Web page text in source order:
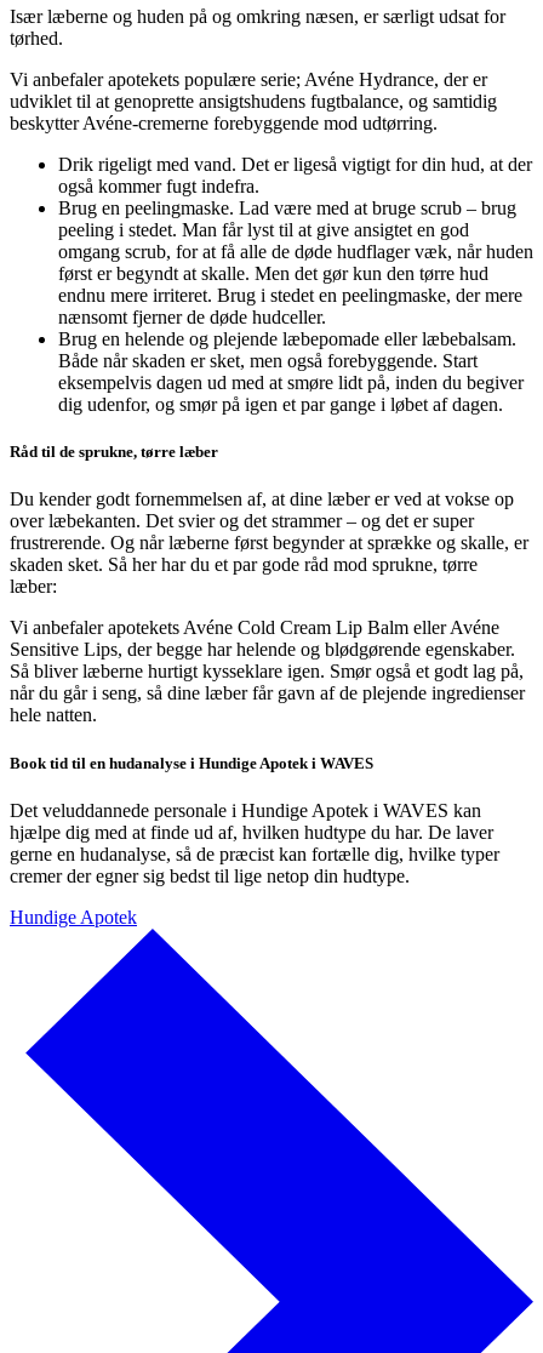
Især læberne og huden på og omkring næsen, er særligt udsat for
tørhed.
Vi anbefaler apotekets populære serie; Avéne Hydrance, der er
udviklet til at genoprette ansigtshudens fugtbalance, og samtidig
beskytter Avéne-cremerne forebyggende mod udtørring.
Drik rigeligt med vand. Det er ligeså vigtigt for din hud, at der
også kommer fugt indefra.
Brug en peelingmaske. Lad være med at bruge scrub – brug
peeling i stedet. Man får lyst til at give ansigtet en god
omgang scrub, for at få alle de døde hudflager væk, når huden
først er begyndt at skalle. Men det gør kun den tørre hud
endnu mere irriteret. Brug i stedet en peelingmaske, der mere
nænsomt fjerner de døde hudceller.
Brug en helende og plejende læbepomade eller læbebalsam.
Både når skaden er sket, men også forebyggende. Start
eksempelvis dagen ud med at smøre lidt på, inden du begiver
dig udenfor, og smør på igen et par gange i løbet af dagen.
Råd til de sprukne, tørre læber
Du kender godt fornemmelsen af, at dine læber er ved at vokse op
over læbekanten. Det svier og det strammer – og det er super
frustrerende. Og når læberne først begynder at sprække og skalle, er
skaden sket. Så her har du et par gode råd mod sprukne, tørre
læber:
Vi anbefaler apotekets Avéne Cold Cream Lip Balm eller Avéne
Sensitive Lips, der begge har helende og blødgørende egenskaber.
Så bliver læberne hurtigt kysseklare igen. Smør også et godt lag på,
når du går i seng, så dine læber får gavn af de plejende ingredienser
hele natten.
Book tid til en hudanalyse i Hundige Apotek i WAVES
Det veluddannede personale i Hundige Apotek i WAVES kan
hjælpe dig med at finde ud af, hvilken hudtype du har. De laver
gerne en hudanalyse, så de præcist kan fortælle dig, hvilke typer
cremer der egner sig bedst til lige netop din hudtype.
Hundige Apotek